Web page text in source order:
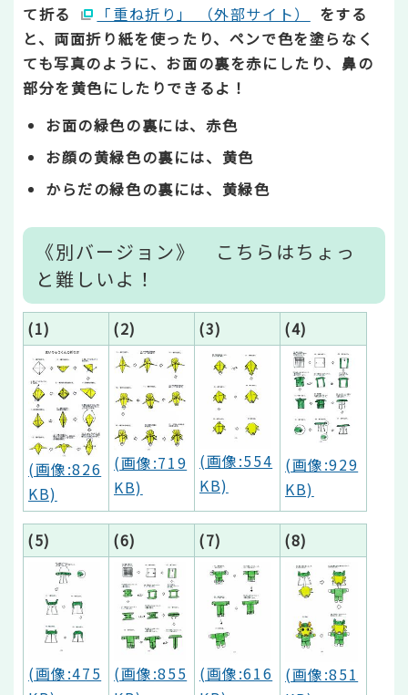
て折る
「重ね折り」 （外部サイト）
をする
と、両面折り紙を使ったり、ペンで色を塗らなく
ても写真のように、お面の裏を赤にしたり、鼻の
部分を黄色にしたりできるよ！
お面の緑色の裏には、赤色
お顔の黄緑色の裏には、黄色
からだの緑色の裏には、黄緑色
《別バージョン》 こちらはちょっ
と難しいよ！
(1) (2) (3) (4)
(画像:826
KB)
(画像:719
KB)
(画像:554
KB)
(画像:929
KB)
(5) (6) (7) (8)
(画像:475
(画像:855
(画像:616
(画像:851